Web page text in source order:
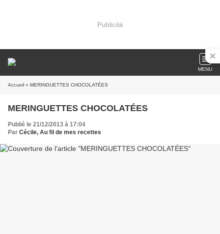
Publicité
MENU
Accueil » MERINGUETTES CHOCOLATÉES
MERINGUETTES CHOCOLATÉES
Publié le 21/12/2013 à 17:04
Par Cécile, Au fil de mes recettes